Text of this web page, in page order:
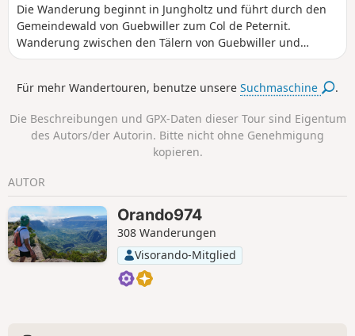
Die Wanderung beginnt in Jungholtz und führt durch den
Gemeindewald von Guebwiller zum Col de Peternit.
Wanderung zwischen den Tälern von Guebwiller und
Rimbach, zwischen Nadel- und Laubbäumen. Die
unternommen werden.
Für mehr Wandertouren, benutze unsereSuchmaschine .
Die Beschreibungen und GPX-Daten dieser Tour sind Eigentum
des Autors/der Autorin. Bitte nicht ohne Genehmigung
kopieren.
AUTOR
Orando974
308 Wanderungen
Visorando-Mitglied